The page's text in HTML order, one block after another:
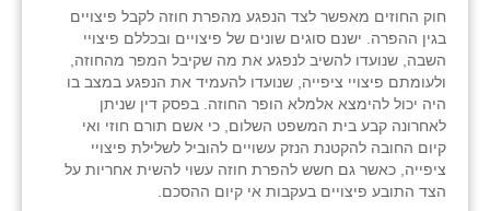
חוק החוזים מאפשר לצד הנפגע מהפרת חוזה לקבל פיצויים
בגין ההפרה. ישנם סוגים שונים של פיצויים ובכללם פיצויי
השבה, שנועדו להשיב לנפגע את מה שקיבל המפר מהחוזה,
ולעומתם פיצויי ציפייה, שנועדו להעמיד את הנפגע במצב בו
היה יכול להימצא אלמלא הופר החוזה. בפסק דין שניתן
לאחרונה קבע בית המשפט השלום, כי אשם תורם חוזי ואי
קיום החובה להקטנת הנזק עשויים להוביל לשלילת פיצויי
ציפייה, כאשר גם חשש להפרת חוזה עשוי להשית אחריות על
הצד התובע פיצויים בעקבות אי קיום ההסכם.